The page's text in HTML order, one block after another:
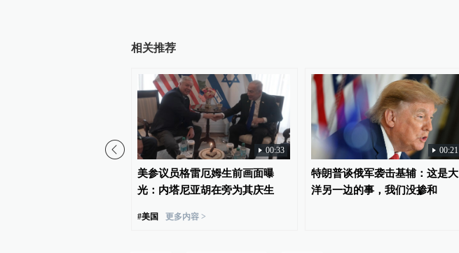
相关推荐
02:20 00:33
美参议员格雷厄姆生前画面曝
光：内塔尼亚胡在旁为其庆生
#美国 更多内容 >
00:21
特朗普谈俄军袭击基辅：这是大
洋另一边的事，我们没掺和